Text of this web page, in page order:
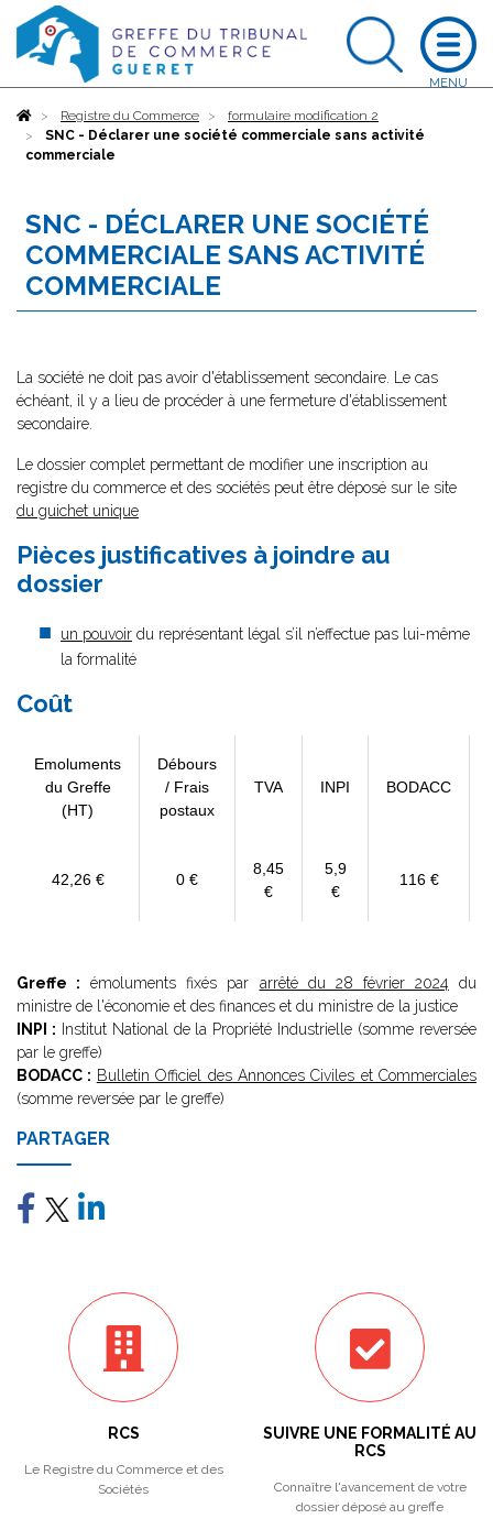
AccueilRegistre du Commerce
formulaire modification 2
SNC - Déclarer une société commerciale sans activité
commerciale
SNC - DÉCLARER UNE SOCIÉTÉ
COMMERCIALE SANS ACTIVITÉ
COMMERCIALE
La société ne doit pas avoir d'établissement secondaire. Le cas
échéant, il y a lieu de procéder à une fermeture d'établissement
secondaire.
Le dossier complet permettant de modifier une inscription au
registre du commerce et des sociétés peut être déposé sur le site
du guichet unique
Pièces justificatives à joindre au
dossier
un pouvoir du représentant légal s’il n’effectue pas lui-même
la formalité
Coût
Emoluments
du Greffe
(HT)
Débours
/ Frais
postaux
TVA INPI BODACC
42,26 € 0 €
8,45
€
5,9
€
116 €
Greffe : émoluments fixés par arrêté du 28 février 2024 du
ministre de l'économie et des finances et du ministre de la justice
INPI : Institut National de la Propriété Industrielle (somme reversée
par le greffe)
BODACC : Bulletin Officiel des Annonces Civiles et Commerciales
(somme reversée par le greffe)
PARTAGER
RCS
Le Registre du Commerce et des
Sociétés
SUIVRE UNE FORMALITÉ AU
RCS
Connaître l'avancement de votre
dossier déposé au greffe